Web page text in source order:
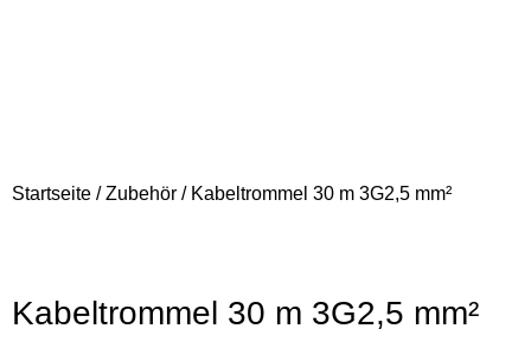
Startseite /Zubehör / Kabeltrommel 30 m 3G2,5 mm²
Kabeltrommel 30 m 3G2,5 mm²